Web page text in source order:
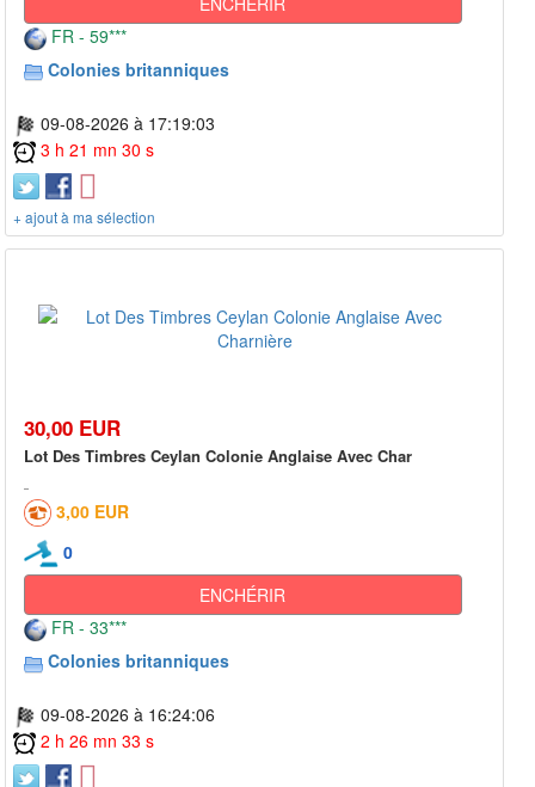
FR - 59***
Colonies britanniques
09-08-2026 à 17:19:03
3 h 21 mn 30 s
+ ajout à ma sélection
30,00 EUR
Lot Des Timbres Ceylan Colonie Anglaise Avec Char
3,00 EUR
0
ENCHÉRIR
FR - 33***
Colonies britanniques
09-08-2026 à 16:24:06
2 h 26 mn 33 s